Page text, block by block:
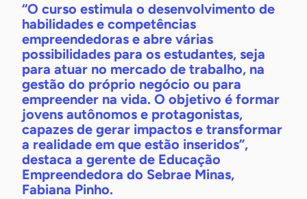
“O curso estimula o desenvolvimento de
habilidades e competências
empreendedoras e abre várias
possibilidades para os estudantes, seja
para atuar no mercado de trabalho, na
gestão do próprio negócio ou para
empreender na vida. O objetivo é formar
jovens autônomos e protagonistas,
capazes de gerar impactos e transformar
a realidade em que estão inseridos”,
destaca a gerente de Educação
Empreendedora do Sebrae Minas,
Fabiana Pinho.